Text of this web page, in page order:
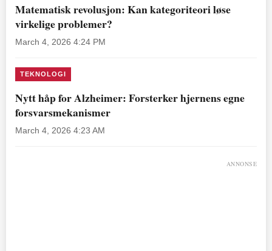
Matematisk revolusjon: Kan kategoriteori løse
virkelige problemer?
March 4, 2026 4:24 PM
TEKNOLOGI
Nytt håp for Alzheimer: Forsterker hjernens egne
forsvarsmekanismer
March 4, 2026 4:23 AM
ANNONSE